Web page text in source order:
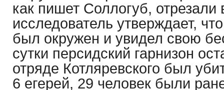
как пишет Соллогуб, отрезали
исследователь утверждает,
был окружен и увидел свою
сутки персидский гарнизон
отряде Котляревского был
6 егерей, 29 человек были